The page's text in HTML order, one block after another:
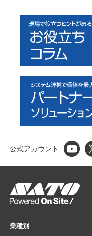
公式アカウント
業種別